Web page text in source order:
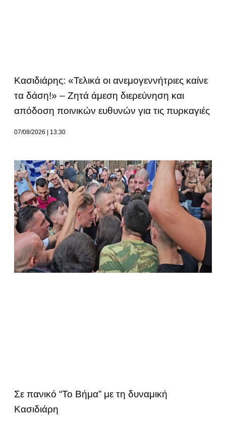
Κασιδιάρης: «Τελικά οι ανεμογεννήτριες καίνε
τα δάση!» – Ζητά άμεση διερεύνηση και
απόδοση ποινικών ευθυνών για τις πυρκαγιές
07/08/2026 13:30
Σε πανικό “Το Βήμα” με τη δυναμική
Κασιδιάρη